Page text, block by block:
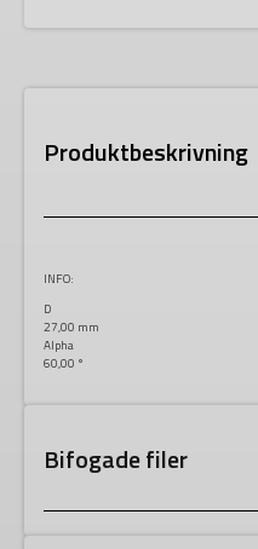
Produktbeskrivning
INFO:
D
27,00 mm
Alpha
60,00 °
Bifogade filer